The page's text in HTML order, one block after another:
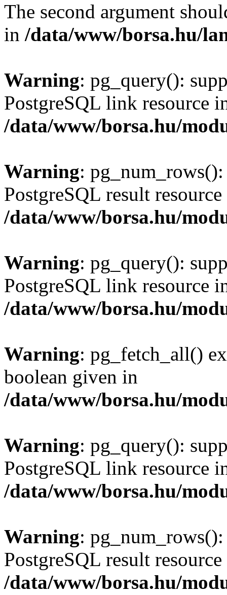
The second argument
in /data/www/borsa.hu/
Warning: pg_query():
PostgreSQL link resource
/data/www/borsa.hu/
Warning:
PostgreSQL result
/data/www/borsa.hu/
Warning: pg_query():
PostgreSQL link resource
/data/www/borsa.hu/
Warning: pg_fetch_all()
boolean given in
/data/www/borsa.hu/
Warning: pg_query():
PostgreSQL link resource
/data/www/borsa.hu/
Warning:
PostgreSQL result
/data/www/borsa.hu/